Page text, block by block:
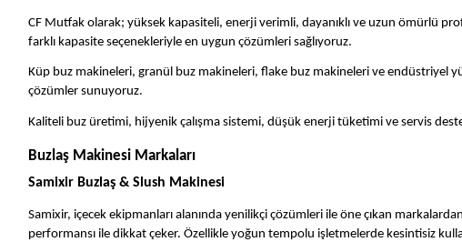
CF Mutfak olarak; yüksek kapasiteli, enerji verimli, dayanıklı ve uzun ömürlü
farklı kapasite seçenekleriyle en uygun çözümleri sağlıyoruz.
Küp buz makineleri, granül buz makineleri, flake buz makineleri ve endüstriyel
çözümler sunuyoruz.
Kaliteli buz üretimi, hijyenik çalışma sistemi, düşük enerji tüketimi ve servis
Buzlaş Makinesi Markaları
Samixir Buzlaş & Slush Makinesi
Samixir, içecek ekipmanları alanında yenilikçi çözümleri ile öne çıkan
performansı ile dikkat çeker. Özellikle yoğun tempolu işletmelerde kesintisiz